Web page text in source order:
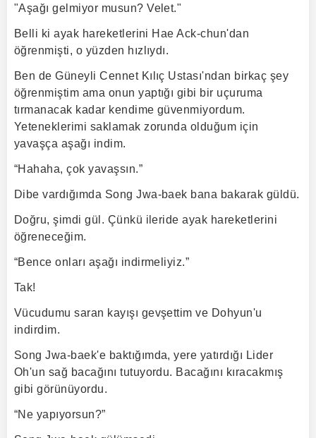
"Aşağı gelmiyor musun? Velet."
Belli ki ayak hareketlerini Hae Ack-chun'dan
öğrenmişti, o yüzden hızlıydı.
Ben de Güneyli Cennet Kılıç Ustası'ndan birkaç şey
öğrenmiştim ama onun yaptığı gibi bir uçuruma
tırmanacak kadar kendime güvenmiyordum.
Yeteneklerimi saklamak zorunda olduğum için
yavaşça aşağı indim.
“Hahaha, çok yavaşsın.”
Dibe vardığımda Song Jwa-baek bana bakarak güldü.
Doğru, şimdi gül. Çünkü ileride ayak hareketlerini
öğreneceğim.
“Bence onları aşağı indirmeliyiz.”
Tak!
Vücudumu saran kayışı gevşettim ve Dohyun'u
indirdim.
Song Jwa-baek'e baktığımda, yere yatırdığı Lider
Oh'un sağ bacağını tutuyordu. Bacağını kıracakmış
gibi görünüyordu.
“Ne yapıyorsun?”